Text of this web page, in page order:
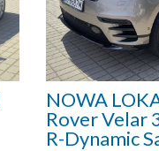
NOWA
Rover Velar
R-Dynamic